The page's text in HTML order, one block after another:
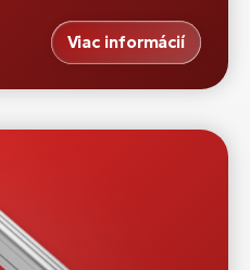
Viac informácií